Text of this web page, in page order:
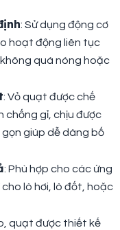
: Sử dụng động cơ
hoạt động liên tục
quá nóng hoặc
: Vỏ quạt được chế
chống gỉ, chịu được
giúp dễ dàng bố
: Phù hợp cho các ứng
lò hơi, lò đốt, hoặc
quạt được thiết kế